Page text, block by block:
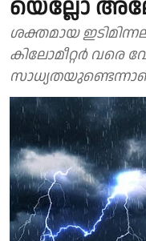
യെല്ലോ
ശക്തമായ
കിലോമീറ്റർ വരെ
സാധ്യതയുണ്ടെന്നാണ്